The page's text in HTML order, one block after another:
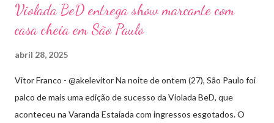
Violada BeD entrega show marcante com
casa cheia em São Paulo
abril 28, 2025
Vitor Franco - @akelevitor Na noite de ontem (27), São Paulo foi
palco de mais uma edição de sucesso da Violada BeD, que
aconteceu na Varanda Estaiada com ingressos esgotados. O